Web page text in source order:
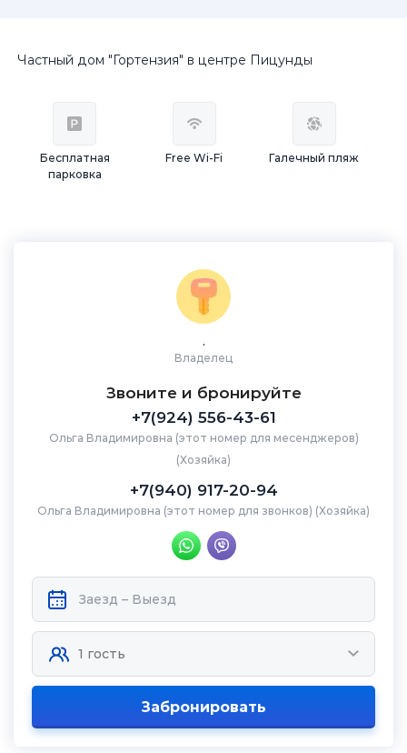
Частный дом "Гортензия" в центре Пицунды
Бесплатная
парковка
Free Wi-Fi Галечный пляж
.
Владелец
Звоните и бронируйте
+7(924) 556-43-61
Ольга Владимировна (этот номер для месенджеров)
(Хозяйка)
+7(940) 917-20-94
Ольга Владимировна (этот номер для звонков) (Хозяйка)
Забронировать